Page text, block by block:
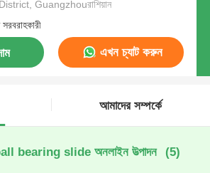
Guangzhouরাশিয়ান
এখন চ্যাট করুন
আমাদের সম্পর্কে
bearing slide অনলাইন উত্পাদন (5)